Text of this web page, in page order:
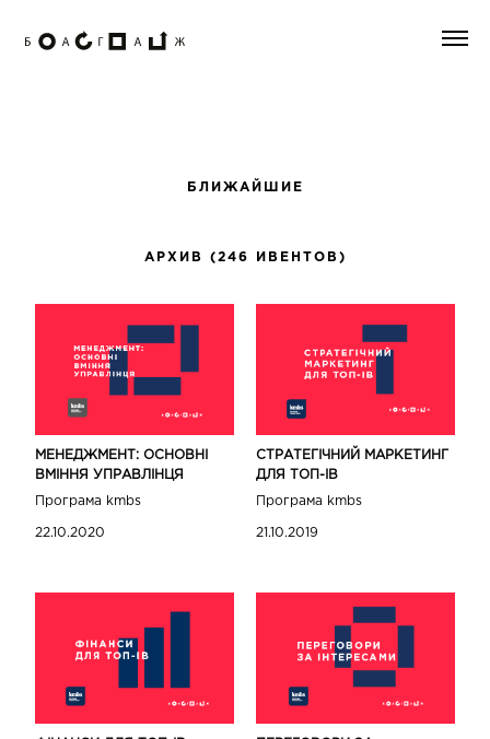
БЛИЖАЙШИЕ
АРХИВ (246 ИВЕНТОВ)
МЕНЕДЖМЕНТ: ОСНОВНІ
ВМІННЯ УПРАВЛІНЦЯ
Програма kmbs
22.10.2020
СТРАТЕГІЧНИЙ МАРКЕТИНГ
ДЛЯ ТОП-ІВ
Програма kmbs
21.10.2019